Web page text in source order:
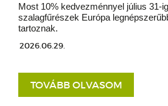
Most 10% kedvezménnyel július 31-
szalagfűrészek Európa
tartoznak.
2026.06.29.
TOVÁBB OLVASOM